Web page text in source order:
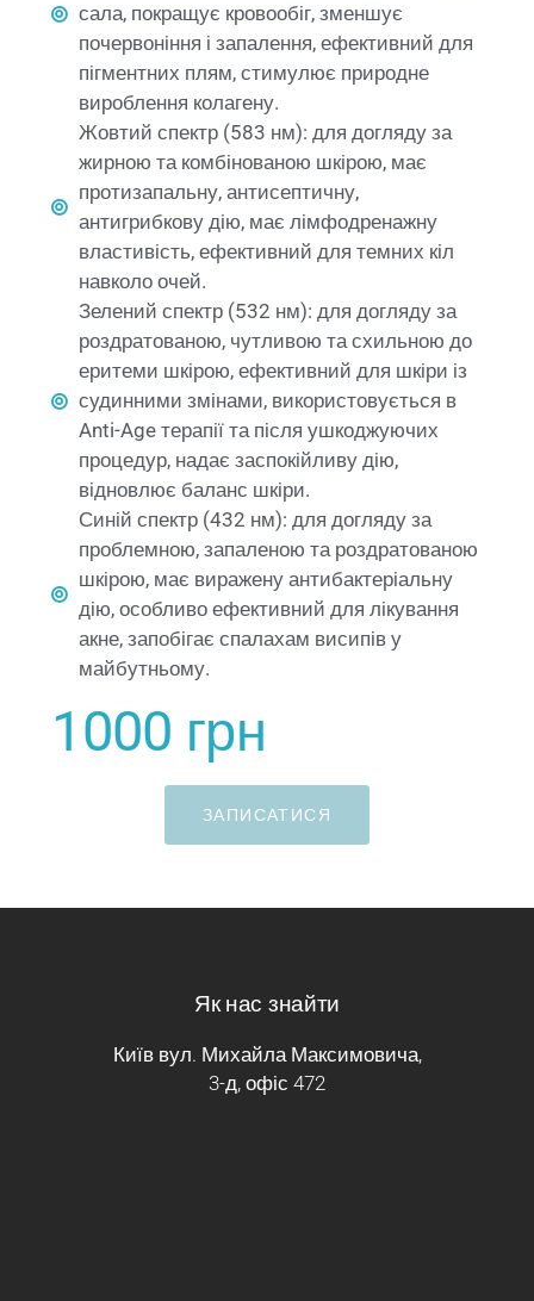
сала, покращує кровообіг, зменшує
почервоніння і запалення, ефективний для
пігментних плям, стимулює природне
вироблення колагену.
Жовтий спектр (583 нм): для догляду за
жирною та комбінованою шкірою, має
протизапальну, антисептичну,
антигрибкову дію, має лімфодренажну
властивість, ефективний для темних кіл
навколо очей.
Зелений спектр (532 нм): для догляду за
роздратованою, чутливою та схильною до
еритеми шкірою, ефективний для шкіри із
судинними змінами, використовується в
Anti-Age терапії та після ушкоджуючих
процедур, надає заспокійливу дію,
відновлює баланс шкіри.
Синій спектр (432 нм): для догляду за
проблемною, запаленою та роздратованою
шкірою, має виражену антибактеріальну
дію, особливо ефективний для лікування
акне, запобігає спалахам висипів у
майбутньому.
1000 грн
ЗАПИСАТИСЯ
Як нас знайти
Київ вул. Михайла Максимовича,
3-д, офіс 472